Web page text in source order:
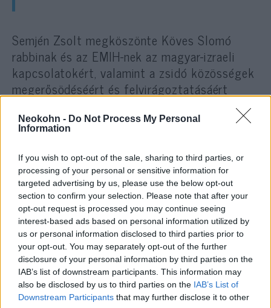
Neokohn - Do Not Process My Personal
Information
If you wish to opt-out of the sale, sharing to third parties, or
processing of your personal or sensitive information for
targeted advertising by us, please use the below opt-out
section to confirm your selection. Please note that after your
opt-out request is processed you may continue seeing
interest-based ads based on personal information utilized by
us or personal information disclosed to third parties prior to
your opt-out. You may separately opt-out of the further
disclosure of your personal information by third parties on the
IAB’s list of downstream participants. This information may
also be disclosed by us to third parties on the IAB’s List of
Downstream Participants that may further disclose it to other
Semjén Zsolt megköszönte Köves Slomó
rabbinak és az EMIH-nek az magyar-izraeli
kapcsolatokért, valamint a zsidó közösségek
megerősödéséért és felvirágoztatásáért
amelynek eredményeképpen a
zsidó értékeket nem csak a hazai
zsidóság, de a többségi
társadalom is jobban
megismerheti.
Arje Deri elmesélte a magyar miniszterelnök-
helyettesnek, hogy kedd este